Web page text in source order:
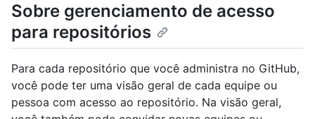
Sobre gerenciamento de acesso
para repositórios
Para cada repositório que você administra no GitHub,
você pode ter uma visão geral de cada equipe ou
pessoa com acesso ao repositório. Na visão geral,